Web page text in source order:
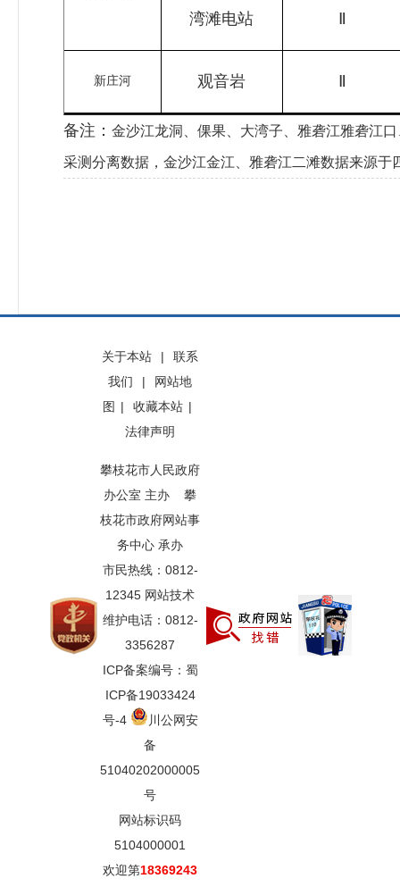
湾滩电站
新庄河 观音岩
备注： 金沙江龙洞、倮果、大湾子、雅砻江雅砻江
采测分离数据，金沙江金江、雅砻江二滩数据来源
关于本站 |
联系
我们
|
网站地
图 | 收藏本站 |
法律声明
攀枝花市人民政府
办公室 主办 攀
枝花市政府网站事
务中心 承办
市民热线：0812-
12345 网站技术
维护电话：0812-
3356287
ICP备案编号：蜀
ICP备19033424
号-4
川公网安
备
51040202000005
号
网站标识码
5104000001
欢迎第18369243